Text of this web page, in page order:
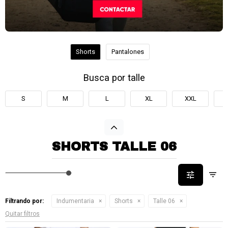
Shorts Pantalones
Busca por talle
S M L XL XXL
SHORTS TALLE 06
Filtrando por: Indumentaria Shorts
Talle 06
Quitar filtros